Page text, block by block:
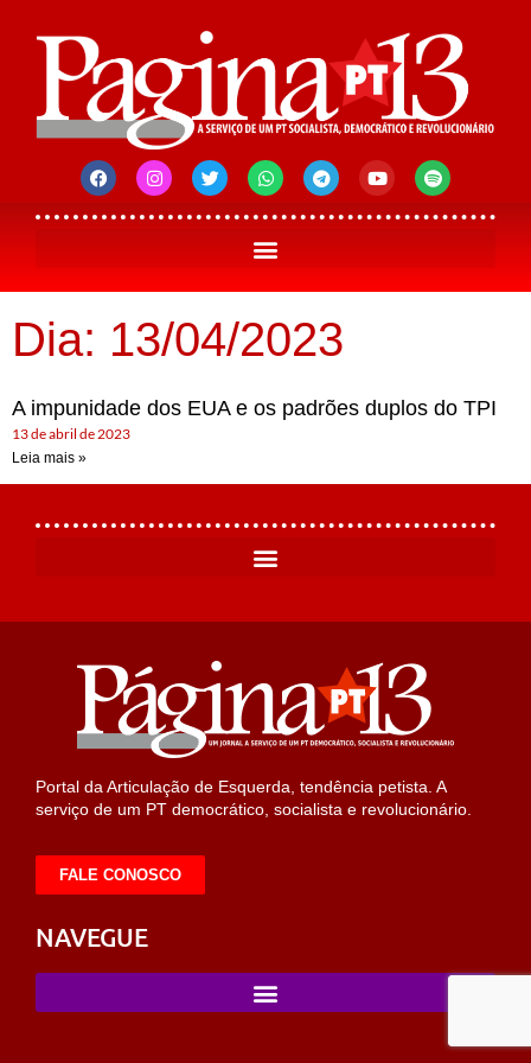
Dia: 13/04/2023
A impunidade dos EUA e os padrões duplos do TPI
13 de abril de 2023
Leia mais »
Portal da Articulação de Esquerda, tendência petista. A
serviço de um PT democrático, socialista e revolucionário.
FALE CONOSCO
NAVEGUE